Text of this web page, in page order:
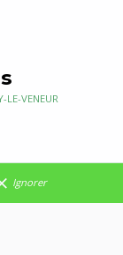
LE-VENEUR
Ignorer